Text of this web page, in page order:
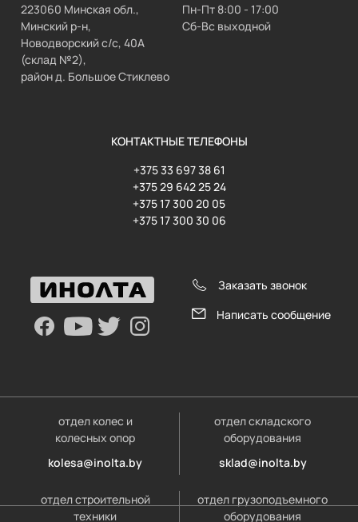
223060 Минская обл.,
Минский р-н,
Новодворский с/с, 40А
(склад №2),
район д. Большое Стиклево
Пн-Пт 8:00 - 17:00
Сб-Вс выходной
КОНТАКТНЫЕ ТЕЛЕФОНЫ
+375 33 697 38 61
+375 29 642 25 24
+375 17 300 20 05
+375 17 300 30 06
Заказать звонок
Написать сообщение
отдел колес и
колесных опор
kolesa@inolta.by
отдел складского
оборудования
sklad@inolta.by
отдел строительной
техники
отдел грузоподъемного
оборудования